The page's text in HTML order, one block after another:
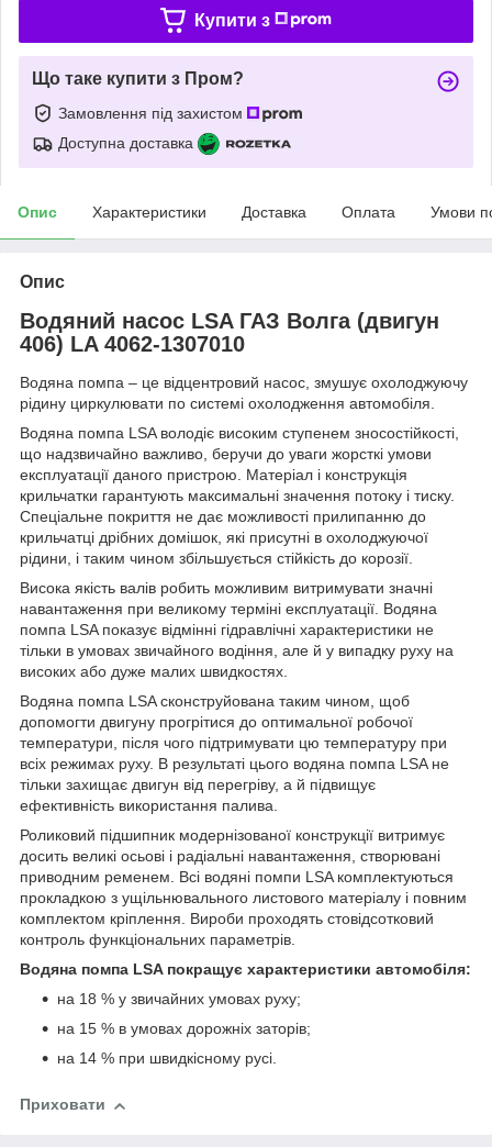
Купити з
Що таке купити з Пром?
Замовлення під захистом
Доступна доставка
Опис Характеристики Доставка Оплата Умови
Опис
Водяний насос LSA ГАЗ Волга (двигун
406) LA 4062-1307010
Водяна помпа – це відцентровий насос, змушує охолоджуючу
рідину циркулювати по системі охолодження автомобіля.
Водяна помпа LSA володіє високим ступенем зносостійкості,
що надзвичайно важливо, беручи до уваги жорсткі умови
експлуатації даного пристрою. Матеріал і конструкція
крильчатки гарантують максимальні значення потоку і тиску.
Спеціальне покриття не дає можливості прилипанню до
крильчатці дрібних домішок, які присутні в охолоджуючої
рідини, і таким чином збільшується стійкість до корозії.
Висока якість валів робить можливим витримувати значні
навантаження при великому терміні експлуатації. Водяна
помпа LSA показує відмінні гідравлічні характеристики не
тільки в умовах звичайного водіння, але й у випадку руху на
високих або дуже малих швидкостях.
Водяна помпа LSA сконструйована таким чином, щоб
допомогти двигуну прогрітися до оптимальної робочої
температури, після чого підтримувати цю температуру при
всіх режимах руху. В результаті цього водяна помпа LSA не
тільки захищає двигун від перегріву, а й підвищує
ефективність використання палива.
Роликовий підшипник модернізованої конструкції витримує
досить великі осьові і радіальні навантаження, створювані
приводним ременем. Всі водяні помпи LSA комплектуються
прокладкою з ущільнювального листового матеріалу і повним
комплектом кріплення. Вироби проходять стовідсотковий
контроль функціональних параметрів.
Водяна помпа LSA покращує характеристики автомобіля:
на 18 % у звичайних умовах руху;
на 15 % в умовах дорожніх заторів;
на 14 % при швидкісному русі.
Приховати